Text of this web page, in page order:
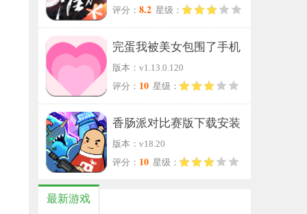
评分： 8.2 星级：
完蛋我被美女包围了手机
版
版本：v1.13.0.120
评分： 10 星级：
香肠派对比赛版下载安装
版本：v18.20
评分： 10 星级：
最新游戏